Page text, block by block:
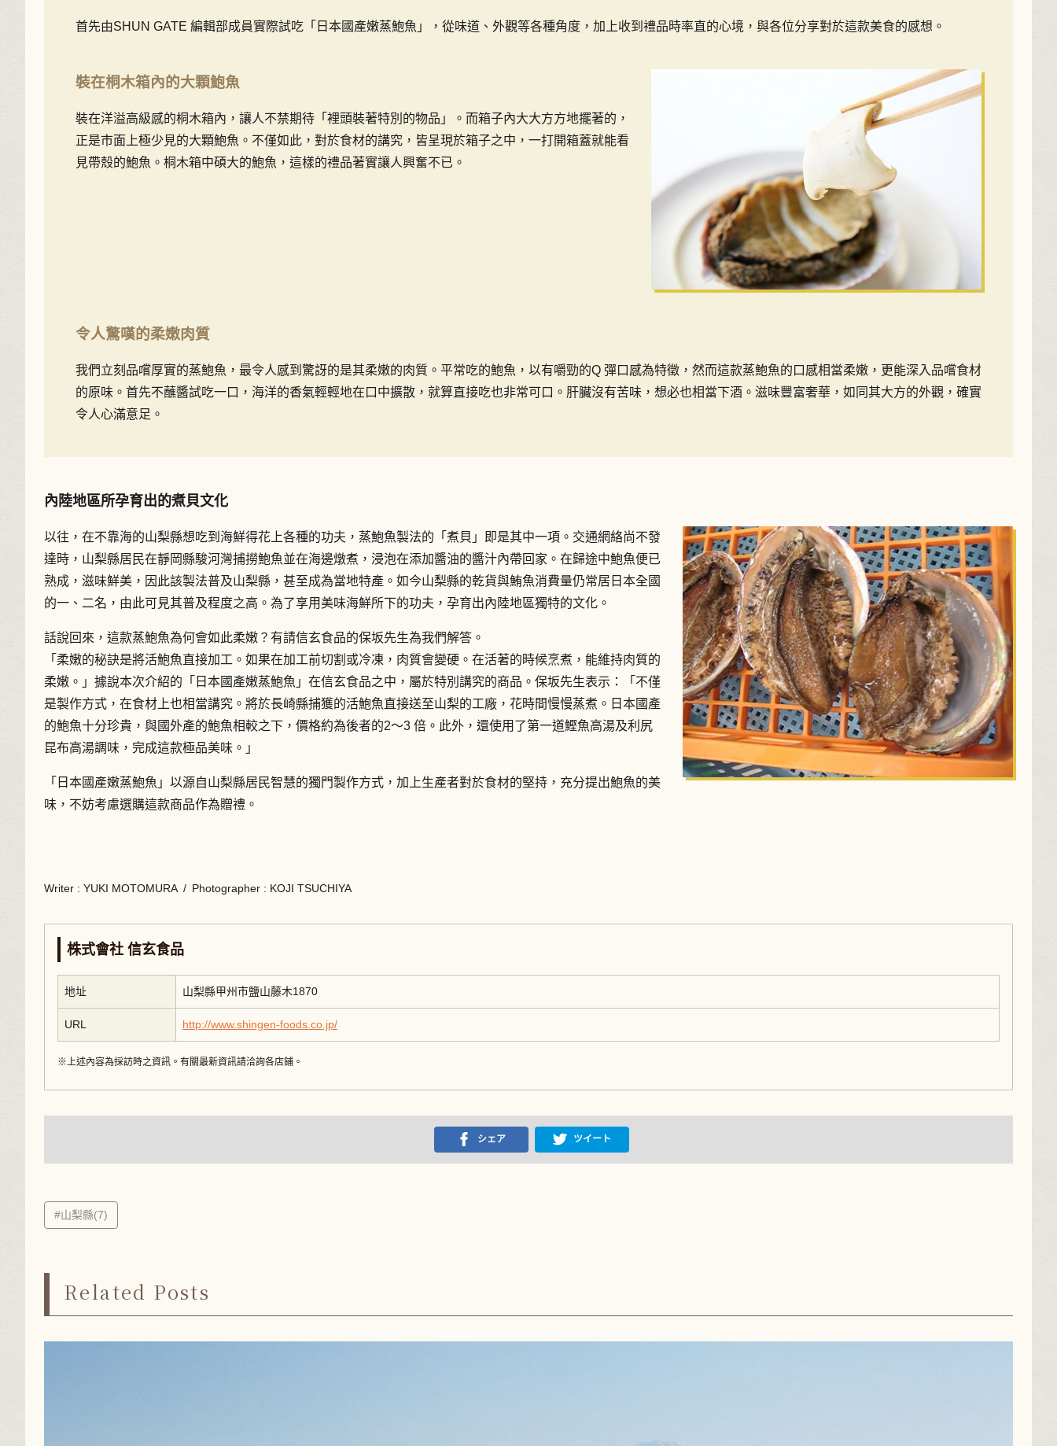
首先由SHUN GATE 編輯部成員實際試吃「日本國產嫩蒸鮑魚」，從味道、外觀等各種角度，加上收到禮品時率直的心境，與各位分享對於這款美食的感想。
裝在桐木箱內的大顆鮑魚
裝在洋溢高級感的桐木箱內，讓人不禁期待「裡頭裝著特別的物品」。而箱子內大大方方地擺著的，
正是市面上極少見的大顆鮑魚。不僅如此，對於食材的講究，皆呈現於箱子之中，一打開箱蓋就能看
見帶殼的鮑魚。桐木箱中碩大的鮑魚，這樣的禮品著實讓人興奮不已。
令人驚嘆的柔嫩肉質
我們立刻品嚐厚實的蒸鮑魚，最令人感到驚訝的是其柔嫩的肉質。平常吃的鮑魚，以有嚼勁的Q 彈口感為特徵，然而這款蒸鮑魚的口感相當柔嫩，更能深入品嚐食材
的原味。首先不蘸醬試吃一口，海洋的香氣輕輕地在口中擴散，就算直接吃也非常可口。肝臟沒有苦味，想必也相當下酒。滋味豐富奢華，如同其大方的外觀，確實
令人心滿意足。
內陸地區所孕育出的煮貝文化
以往，在不靠海的山梨縣想吃到海鮮得花上各種的功夫，蒸鮑魚製法的「煮貝」即是其中一項。交通網絡尚不發
達時，山梨縣居民在靜岡縣駿河灣捕撈鮑魚並在海邊燉煮，浸泡在添加醬油的醬汁內帶回家。在歸途中鮑魚便已
熟成，滋味鮮美，因此該製法普及山梨縣，甚至成為當地特產。如今山梨縣的乾貨與鮪魚消費量仍常居日本全國
的一、二名，由此可見其普及程度之高。為了享用美味海鮮所下的功夫，孕育出內陸地區獨特的文化。
話說回來，這款蒸鮑魚為何會如此柔嫩？有請信玄食品的保坂先生為我們解答。
「柔嫩的秘訣是將活鮑魚直接加工。如果在加工前切割或冷凍，肉質會變硬。在活著的時候烹煮，能維持肉質的
柔嫩。」據說本次介紹的「日本國產嫩蒸鮑魚」在信玄食品之中，屬於特別講究的商品。保坂先生表示：「不僅
是製作方式，在食材上也相當講究。將於長崎縣捕獲的活鮑魚直接送至山梨的工廠，花時間慢慢蒸煮。日本國產
的鮑魚十分珍貴，與國外產的鮑魚相較之下，價格約為後者的2〜3 倍。此外，還使用了第一道鰹魚高湯及利尻
昆布高湯調味，完成這款極品美味。」
「日本國產嫩蒸鮑魚」以源自山梨縣居民智慧的獨門製作方式，加上生產者對於食材的堅持，充分提出鮑魚的美
味，不妨考慮選購這款商品作為贈禮。
Writer : YUKI MOTOMURA / Photographer : KOJI TSUCHIYA
株式會社 信玄食品
地址 山梨縣甲州市鹽山藤木1870
URL http://www.shingen-foods.co.jp/
※上述內容為採訪時之資訊。有關最新資訊請洽詢各店鋪。
シェア ツイート
#山梨縣(7)
Related Posts